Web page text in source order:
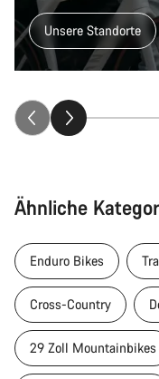
Unsere Standorte
Ähnliche
Enduro Bikes
Cross-Country
29 Zoll Mountainbikes